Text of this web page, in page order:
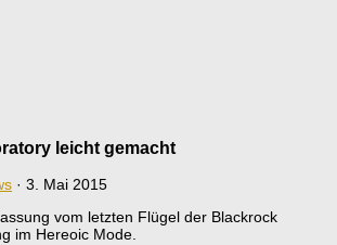
leicht gemacht
· 3. Mai 2015
vom letzten Flügel der Blackrock
im Hereoic Mode.